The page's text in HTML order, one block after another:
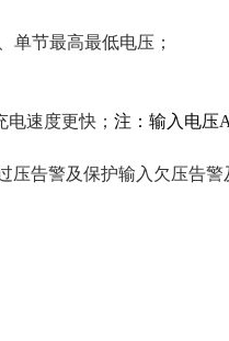
单节最高最低电压 ；
速度更快； 注：输入电压
压告警及保护输入欠压告警